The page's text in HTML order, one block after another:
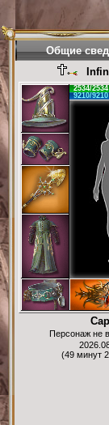
Общие
2534/2534
9210/9210
Персонаж не
(49 минут